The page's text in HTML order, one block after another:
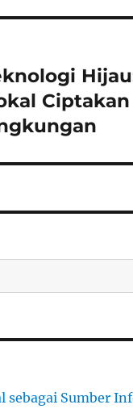
Ciptakan
sebagai Sumber